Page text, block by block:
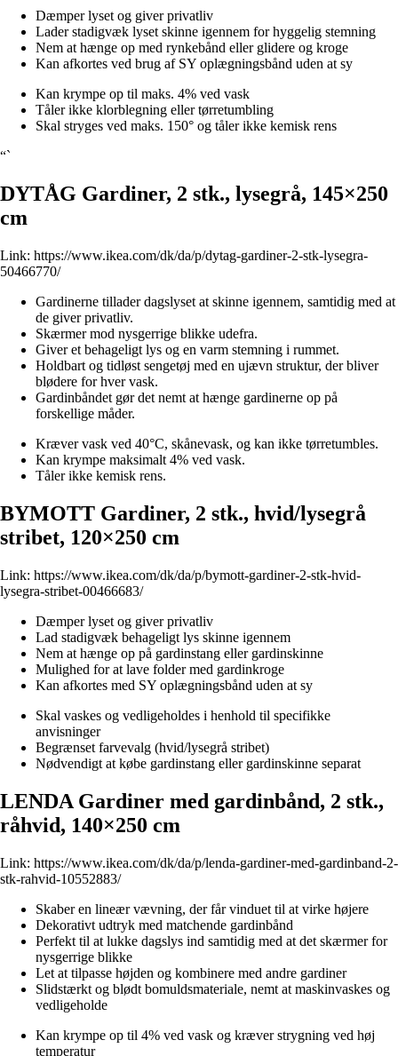
Dæmper lyset og giver privatliv
Lader stadigvæk lyset skinne igennem for hyggelig stemning
Nem at hænge op med rynkebånd eller glidere og kroge
Kan afkortes ved brug af SY oplægningsbånd uden at sy
Kan krympe op til maks. 4% ved vask
Tåler ikke klorblegning eller tørretumbling
Skal stryges ved maks. 150° og tåler ikke kemisk rens
“`
DYTÅG Gardiner, 2 stk., lysegrå, 145×250
cm
Link: https://www.ikea.com/dk/da/p/dytag-gardiner-2-stk-lysegra-
50466770/
Gardinerne tillader dagslyset at skinne igennem, samtidig med at
de giver privatliv.
Skærmer mod nysgerrige blikke udefra.
Giver et behageligt lys og en varm stemning i rummet.
Holdbart og tidløst sengetøj med en ujævn struktur, der bliver
blødere for hver vask.
Gardinbåndet gør det nemt at hænge gardinerne op på
forskellige måder.
Kræver vask ved 40°C, skånevask, og kan ikke tørretumbles.
Kan krympe maksimalt 4% ved vask.
Tåler ikke kemisk rens.
BYMOTT Gardiner, 2 stk., hvid/lysegrå
stribet, 120×250 cm
Link: https://www.ikea.com/dk/da/p/bymott-gardiner-2-stk-hvid-
lysegra-stribet-00466683/
Dæmper lyset og giver privatliv
Lad stadigvæk behageligt lys skinne igennem
Nem at hænge op på gardinstang eller gardinskinne
Mulighed for at lave folder med gardinkroge
Kan afkortes med SY oplægningsbånd uden at sy
Skal vaskes og vedligeholdes i henhold til specifikke
anvisninger
Begrænset farvevalg (hvid/lysegrå stribet)
Nødvendigt at købe gardinstang eller gardinskinne separat
LENDA Gardiner med gardinbånd, 2 stk.,
råhvid, 140×250 cm
Link: https://www.ikea.com/dk/da/p/lenda-gardiner-med-gardinband-2-
stk-rahvid-10552883/
Skaber en lineær vævning, der får vinduet til at virke højere
Dekorativt udtryk med matchende gardinbånd
Perfekt til at lukke dagslys ind samtidig med at det skærmer for
nysgerrige blikke
Let at tilpasse højden og kombinere med andre gardiner
Slidstærkt og blødt bomuldsmateriale, nemt at maskinvaskes og
vedligeholde
Kan krympe op til 4% ved vask og kræver strygning ved høj
temperatur